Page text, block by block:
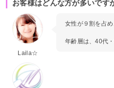
お客様はどんな方が多いです
Laila☆
女性が９割を占め
年齢層は、40代